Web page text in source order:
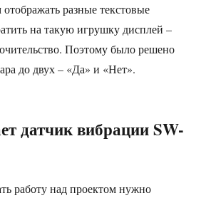
разные текстовые
на такую игрушку дисплей –
Поэтому было решено
до двух – «Да» и «Нет».
датчик вибрации SW-
работу над проектом нужно